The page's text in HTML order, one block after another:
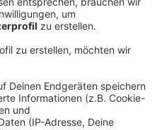
im Kreis Steinfurt
bis Ende Januar.
hin, dass
im öffentlichen Raum
Person erlaubt ist.
betrifft das nicht.